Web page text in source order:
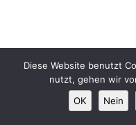
Diese Website benutzt
nutzt, gehen wir
OK
Nein